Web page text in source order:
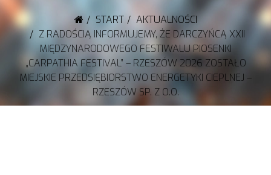
START
AKTUALNOŚCI
Z RADOŚCIĄ INFORMUJEMY, ŻE DARCZYŃCĄ XXII
MIĘDZYNARODOWEGO FESTIWALU PIOSENKI
„CARPATHIA FESTIVAL” – RZESZÓW 2026 ZOSTAŁO
MIEJSKIE PRZEDSIĘBIORSTWO ENERGETYKI CIEPLNEJ –
RZESZÓW SP. Z O.O.